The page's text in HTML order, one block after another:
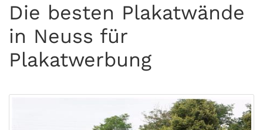
Die besten Plakatwände
in Neuss für
Plakatwerbung